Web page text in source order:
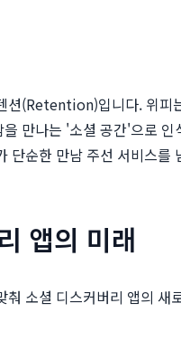
(Retention)입니다. 위
만나는 '소셜 공간'으로
순한 만남 주선 서비스
앱의 미래
소셜 디스커버리 앱의